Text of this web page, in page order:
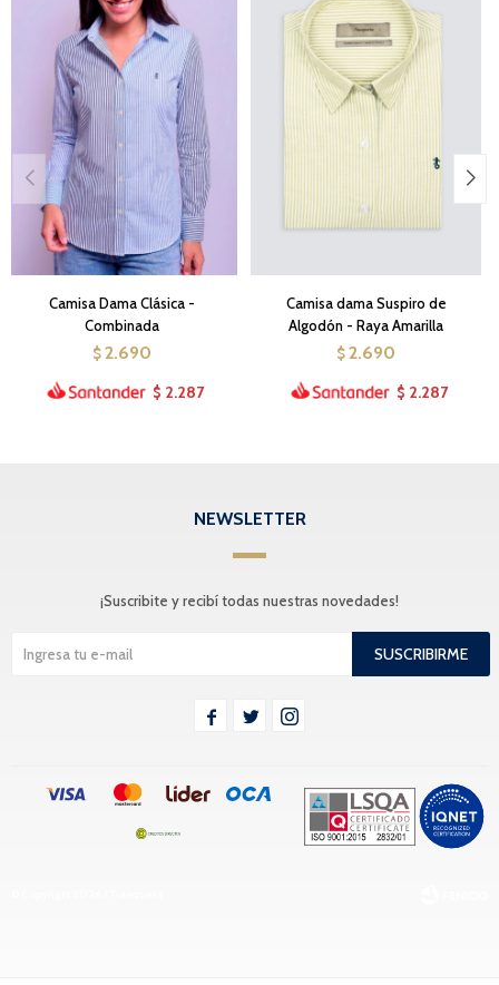
Camisa Dama Clásica -
Combinada
$ 2.690
$ 2.287
Camisa dama Suspiro de
Algodón - Raya Amarilla
$ 2.690
$ 2.287
NEWSLETTER
¡Suscribite y recibí todas nuestras novedades!
SUSCRIBIRME
  